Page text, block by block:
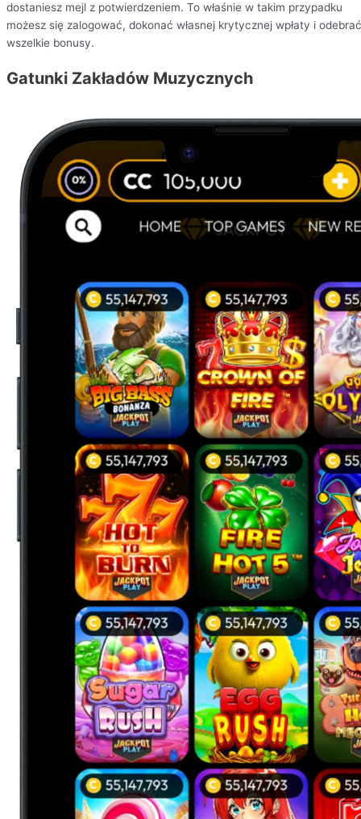
dostaniesz mejl z potwierdzeniem. To właśnie w takim przypadku
możesz się zalogować, dokonać własnej krytycznej wpłaty i odebrać
wszelkie bonusy.
Gatunki Zakładów Muzycznych